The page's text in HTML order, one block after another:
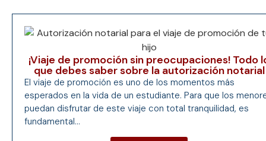
¡Viaje de promoción sin preocupaciones! Todo
que debes saber sobre la autorización notarial
El viaje de promoción es uno de los momentos más
esperados en la vida de un estudiante. Para que los
puedan disfrutar de este viaje con total tranquilidad, es
fundamental...